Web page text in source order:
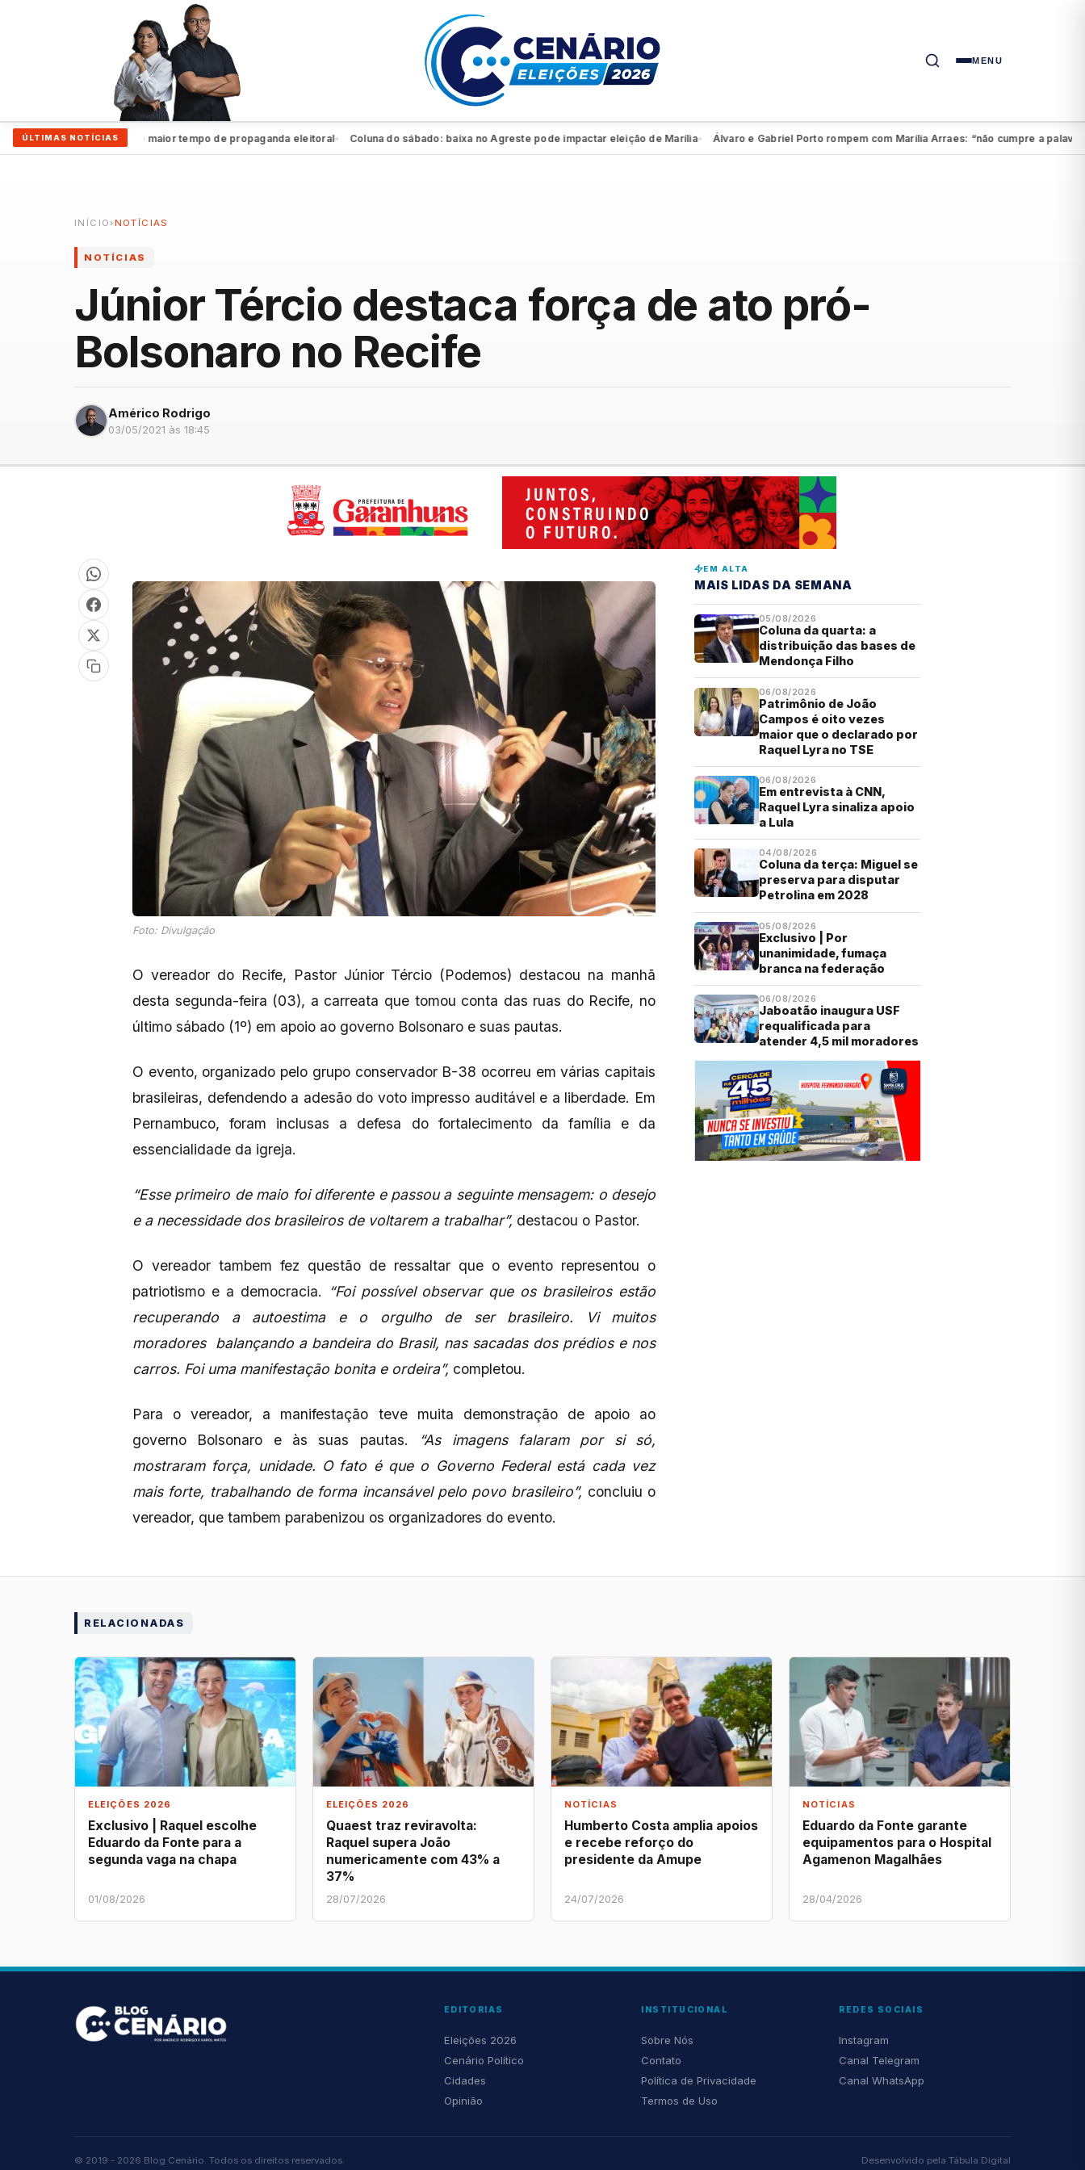
MENU
ÚLTIMAS NOTÍCIAS
João Campos garante maior tempo de propaganda eleitoral● Coluna do sábado: baixa no Agreste pode impactar eleição de Marília● Álvaro e Gabriel Porto rompem com Marília Arraes: “não cumpre a palavra” ●
INÍCIO ›NOTÍCIAS
NOTÍCIAS
Júnior Tércio destaca força de ato pró-
Bolsonaro no Recife
Américo Rodrigo
03/05/2021 às 18:45
Foto: Divulgação
O vereador do Recife, Pastor Júnior Tércio (Podemos) destacou na manhã
desta segunda-feira (03), a carreata que tomou conta das ruas do Recife, no
último sábado (1º) em apoio ao governo Bolsonaro e suas pautas.
O evento, organizado pelo grupo conservador B-38 ocorreu em várias capitais
brasileiras, defendendo a adesão do voto impresso auditável e a liberdade. Em
Pernambuco, foram inclusas a defesa do fortalecimento da família e da
essencialidade da igreja.
“Esse primeiro de maio foi diferente e passou a seguinte mensagem: o desejo
e a necessidade dos brasileiros de voltarem a trabalhar”, destacou o Pastor.
O vereador tambem fez questão de ressaltar que o evento representou o
patriotismo e a democracia.
“Foi possível observar que os brasileiros estão
recuperando a autoestima e o orgulho de ser brasileiro. Vi muitos
moradores balançando a bandeira do Brasil, nas sacadas dos prédios e nos
carros. Foi uma manifestação bonita e ordeira”, completou.
Para o vereador, a manifestação teve muita demonstração de apoio ao
governo Bolsonaro e às suas pautas.
“As imagens falaram por si só,
mostraram força, unidade. O fato é que o Governo Federal está cada vez
mais forte, trabalhando de forma incansável pelo povo brasileiro”, concluiu o
vereador, que tambem parabenizou os organizadores do evento.
EM ALTA
MAIS LIDAS DA SEMANA
05/08/2026
Coluna da quarta: a
distribuição das bases de
Mendonça Filho
06/08/2026
Patrimônio de João
Campos é oito vezes
maior que o declarado por
Raquel Lyra no TSE
06/08/2026
Em entrevista à CNN,
Raquel Lyra sinaliza apoio
a Lula
04/08/2026
Coluna da terça: Miguel se
preserva para disputar
Petrolina em 2028
05/08/2026
Exclusivo | Por
unanimidade, fumaça
branca na federação
06/08/2026
Jaboatão inaugura USF
requalificada para
atender 4,5 mil moradores
RELACIONADAS
ELEIÇÕES 2026
Exclusivo | Raquel escolhe
Eduardo da Fonte para a
segunda vaga na chapa
01/08/2026
ELEIÇÕES 2026
Quaest traz reviravolta:
Raquel supera João
numericamente com 43% a
37%
28/07/2026
NOTÍCIAS
Humberto Costa amplia apoios
e recebe reforço do
presidente da Amupe
24/07/2026
NOTÍCIAS
Eduardo da Fonte garante
equipamentos para o Hospital
Agamenon Magalhães
28/04/2026
EDITORIAS
Eleições 2026
Cenário Político
Cidades
Opinião
INSTITUCIONAL
Sobre Nós
Contato
Política de Privacidade
Termos de Uso
REDES SOCIAIS
Instagram
Canal Telegram
Canal WhatsApp
© 2019 - 2026 Blog Cenário. Todos os direitos reservados. Desenvolvido pela Tábula Digital